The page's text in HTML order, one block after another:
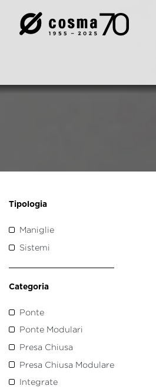
Tipologia
Maniglie
Sistemi
Categoria
Ponte
Ponte Modulari
Presa Chiusa
Presa Chiusa Modulare
Integrate